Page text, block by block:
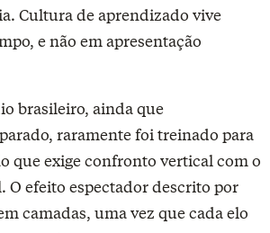
Cultura de aprendizado vive
e não em apresentação
brasileiro, ainda que
raramente foi treinado para
que exige confronto vertical com o
O efeito espectador descrito por
camadas, uma vez que cada elo